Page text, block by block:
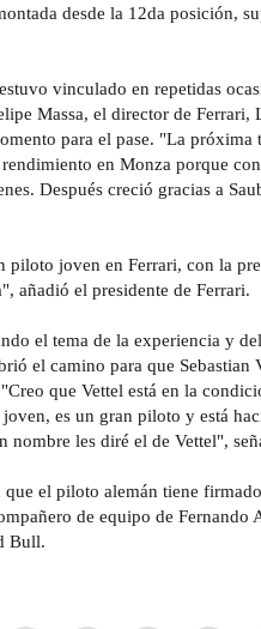
desde la 12da posición,
vinculado en repetidas
Massa, el director de
para el pase. "La
en Monza porque
Después creció gracias a
piloto joven en Ferrari, con la
añadió el presidente de Ferrari.
el tema de la experiencia y
el camino para que Sebastian
que Vettel está en la
joven, es un gran piloto y está
nombre les diré el de Vettel",
que el piloto alemán tiene
de equipo de Fernando
Bull.